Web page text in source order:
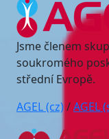
Jsme členem
soukromého
střední Evropě.
AGEL (cz) /AGEL